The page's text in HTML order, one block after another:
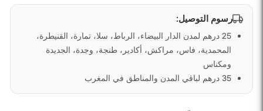
رسوم التوصيل:
25 درهم لمدن الدار البيضاء، الرباط، سلا، تمارة، القنيطرة،
المحمدية، فاس، مراكش، أكادير، طنجة، وجدة، الجديدة
ومكناس
35 درهم لباقي المدن والمناطق في المغرب